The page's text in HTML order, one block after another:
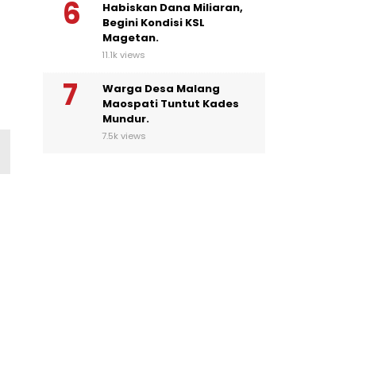
Habiskan Dana Miliaran,
Begini Kondisi KSL
Magetan.
11.1k views
Warga Desa Malang
Maospati Tuntut Kades
Mundur.
7.5k views